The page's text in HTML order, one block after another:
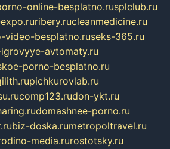
online-besplatno.rusplclub.ru
ribery.rucleanmedicine.ru
video-besplatno.ruseks-365.ru
avtomaty.ru
porno-besplatno.ru
pichkurovlab.ru
comp123.rudon-ykt.ru
domashnee-porno.ru
biz-doska.rumetropoltravel.ru
media.rurostotsky.ru